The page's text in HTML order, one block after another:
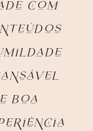
com
boa